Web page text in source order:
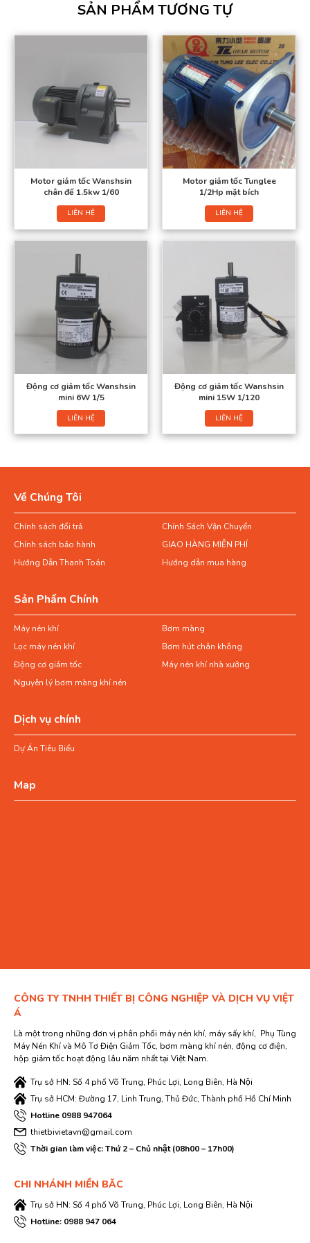
SẢN PHẨM TƯƠNG TỰ
Motor giảm tốc Wanshsin
chân đế 1.5kw 1/60
LIÊN HỆ
Motor giảm tốc Tunglee
1/2Hp mặt bích
LIÊN HỆ
Động cơ giảm tốc Wanshsin
mini 6W 1/5
LIÊN HỆ
Động cơ giảm tốc Wanshsin
mini 15W 1/120
LIÊN HỆ
Về Chúng Tôi
Chính sách đổi trả
Chính Sách Vận Chuyển
Chính sách bảo hành
GIAO HÀNG MIỄN PHÍ
Hướng Dẫn Thanh Toán
Hướng dẫn mua hàng
Sản Phẩm Chính
Máy nén khí
Bơm màng
Lọc máy nén khí
Bơm hút chân không
Động cơ giảm tốc
Máy nén khí nhà xưởng
Nguyên lý bơm màng khí nén
Dịch vụ chính
Dự Án Tiêu Biểu
Map
CÔNG TY TNHH THIẾT BỊ CÔNG NGHIỆP VÀ DỊCH VỤ VIỆT
Á
Là một trong những đơn vị phân phối máy nén khí, máy sấy khí, Phụ Tùng
Máy Nén Khí và Mô Tơ Điện Giảm Tốc, bơm màng khí nén, động cơ điện,
hộp giảm tốc hoạt động lâu năm nhất tại Việt Nam.
Trụ sở HN: Số 4 phố Võ Trung, Phúc Lợi, Long Biên, Hà Nội
Trụ sở HCM: Đường 17, Linh Trung, Thủ Đức, Thành phố Hồ Chí Minh
Hotline 0988 947064
thietbivietavn@gmail.com
Thời gian làm việc: Thứ 2 – Chủ nhật (08h00 – 17h00)
CHI NHÁNH MIỀN BĂC
Trụ sở HN: Số 4 phố Võ Trung, Phúc Lợi, Long Biên, Hà Nội
Hotline: 0988 947 064